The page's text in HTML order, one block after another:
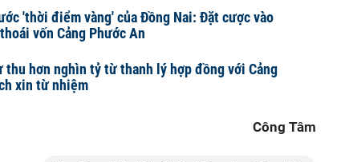
'thời điểm vàng' của Đồng Nai: Đặt cược vào
vốn Cảng Phước An
thu hơn nghìn tỷ từ thanh lý hợp đồng với Cảng
xin từ nhiệm
Công Tâm